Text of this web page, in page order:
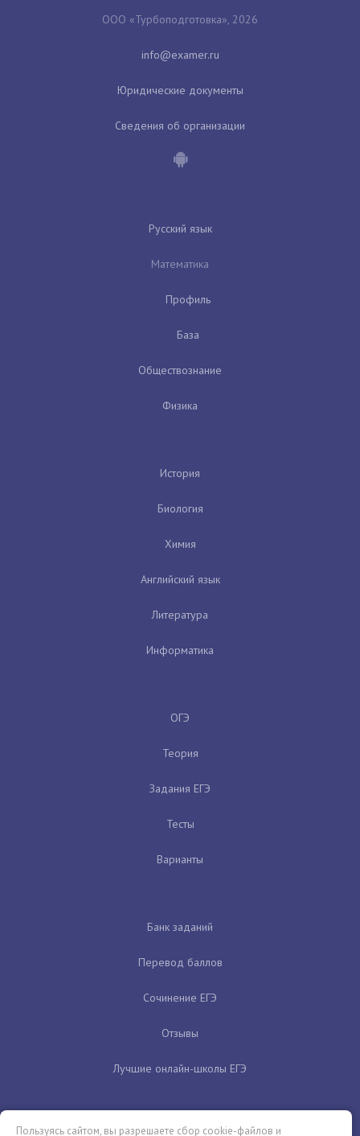
ООО «Турбоподготовка», 2026
Юридические документы
Сведения об организации
Русский язык
Математика
Профиль
База
Обществознание
Физика
История
Биология
Химия
Английский язык
Литература
Информатика
ОГЭ
Теория
Задания ЕГЭ
Тесты
Варианты
Банк заданий
Перевод баллов
Сочинение ЕГЭ
Отзывы
Лучшие онлайн-школы ЕГЭ
Пользуясь сайтом, вы разрешаете сбор cookie-файлов и